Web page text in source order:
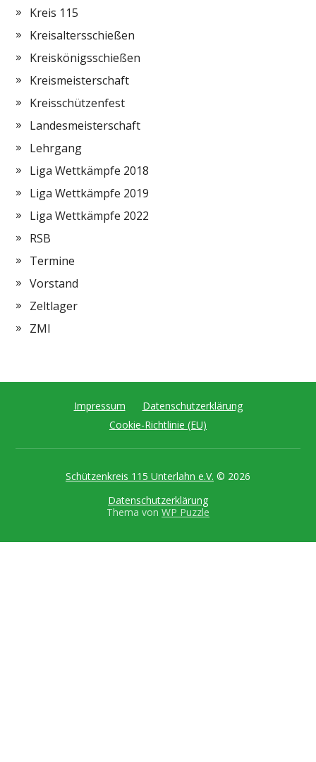
Kreis 115
Kreisaltersschießen
Kreiskönigsschießen
Kreismeisterschaft
Kreisschützenfest
Landesmeisterschaft
Lehrgang
Liga Wettkämpfe 2018
Liga Wettkämpfe 2019
Liga Wettkämpfe 2022
RSB
Termine
Vorstand
Zeltlager
ZMI
Impressum
Datenschutzerklärung
Cookie-Richtlinie (EU)
Schützenkreis 115 Unterlahn e.V. © 2026
Datenschutzerklärung
Thema von WP Puzzle